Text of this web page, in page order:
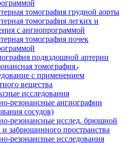
томография грудной аорты
томография легких и
с ангиопрограммой
томография почек
подвздошной артерии
томография
с применением
вещества
исследования
резонансные ангиографии
сосудов)
резонансные исслед. брюшной
и забрюшинного пространства
резонансные исследования